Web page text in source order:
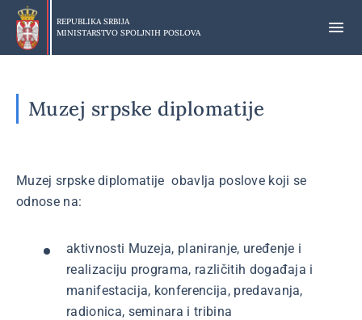
Preskoči
glavni
deo
REPUBLIKA SRBIJA
MINISTARSTVO SPOLJNIH POSLOVA
Muzej srpske diplomatije
Muzej srpske diplomatije obavlja poslove koji se
odnose na:
aktivnosti Muzeja, planiranje, uređenje i
realizaciju programa, različitih događaja i
manifestacija, konferencija, predavanja,
radionica, seminara i tribina